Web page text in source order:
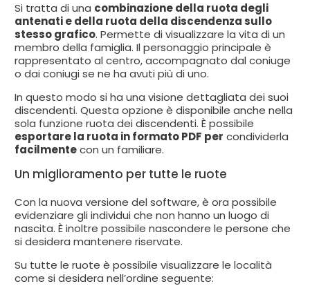
Si tratta di una combinazione della ruota degli
antenati e della ruota della discendenza sullo
stesso grafico. Permette di visualizzare la vita di un
membro della famiglia. Il personaggio principale è
rappresentato al centro, accompagnato dal coniuge
o dai coniugi se ne ha avuti più di uno.
In questo modo si ha una visione dettagliata dei suoi
discendenti. Questa opzione è disponibile anche nella
sola funzione ruota dei discendenti. È possibile
esportare la ruota in formato PDF per condividerla
facilmentecon un familiare.
Un miglioramento per tutte le ruote
Con la nuova versione del software, è ora possibile
evidenziare gli individui che non hanno un luogo di
nascita. È inoltre possibile nascondere le persone che
si desidera mantenere riservate.
Su tutte le ruote è possibile visualizzare le località
come si desidera nell’ordine seguente: